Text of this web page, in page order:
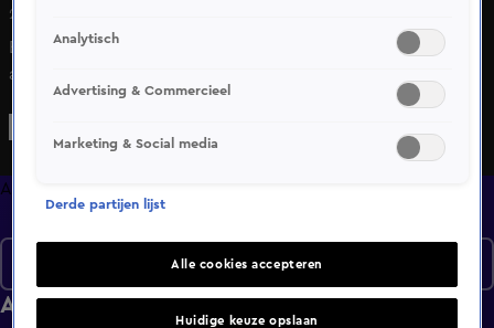
29 mei 2023, 19:27
Bekijk aflevering 76 van 50/50 uit seizoen 7 hier. Deze
aflevering is uitgezonden op 29 mei, 19:27 uur bij NET5.
50/50 is een Amusement programma en is geschikt voor
Afleveringen
Afleveringen
Analytisch
Advertising & Commercieel
Marketing & Social media
Derde partijen lijst
Alle cookies accepteren
Huidige keuze opslaan